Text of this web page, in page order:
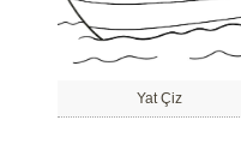
Yat Çiz